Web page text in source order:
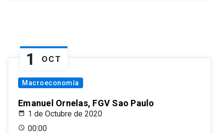
1 OCT
Macroeconomía
Emanuel Ornelas, FGV Sao Paulo
1 de Octubre de 2020
00:00